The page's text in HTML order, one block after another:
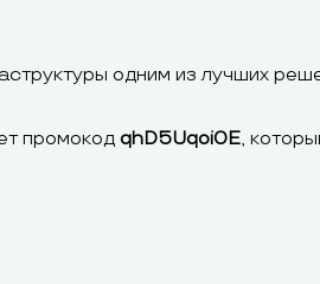
одним из лучших
промокод qhD5Uqoi0E,